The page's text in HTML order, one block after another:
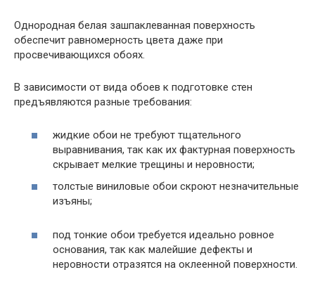
Однородная белая зашпаклеванная поверхность
обеспечит равномерность цвета даже при
просвечивающихся обоях.
В зависимости от вида обоев к подготовке стен
предъявляются разные требования:
жидкие обои не требуют тщательного
выравнивания, так как их фактурная поверхность
скрывает мелкие трещины и неровности;
толстые виниловые обои скроют незначительные
изъяны;
под тонкие обои требуется идеально ровное
основания, так как малейшие дефекты и
неровности отразятся на оклеенной поверхности.